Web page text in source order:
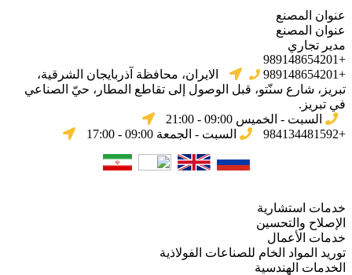
عنوان المصنع
عنوان المصنع
مدير تجاري
+989148654201
+989148654201
الایران، محافظة آذربایجان الشرقیة،
تبریز، شارع سنّتو، قبل الوصول إلى تقاطع المطار، حيّ الصناعي
في تبریز.
السبت - الخميس 09:00 - 21:00
+984134481592
السبت - الجمعة 09:00 - 17:00
خدمات استشارية
الإصلاح والتحسين
خدمات الأعمال
توريد المواد الخام للصناعات الفولاذية
الخدمات الهندسية